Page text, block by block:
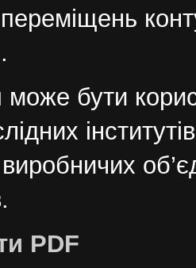
бути
виробничих
PDF